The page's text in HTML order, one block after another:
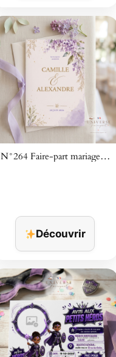
N°264 Faire-part mariage…
Découvrir